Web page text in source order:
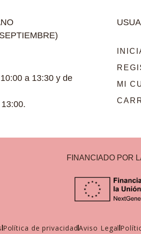
a 13:30 y de
MI
FINANCIADO POR
Política de privacidadAviso Legal